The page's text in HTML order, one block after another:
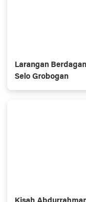
Larangan
Selo Grobogan